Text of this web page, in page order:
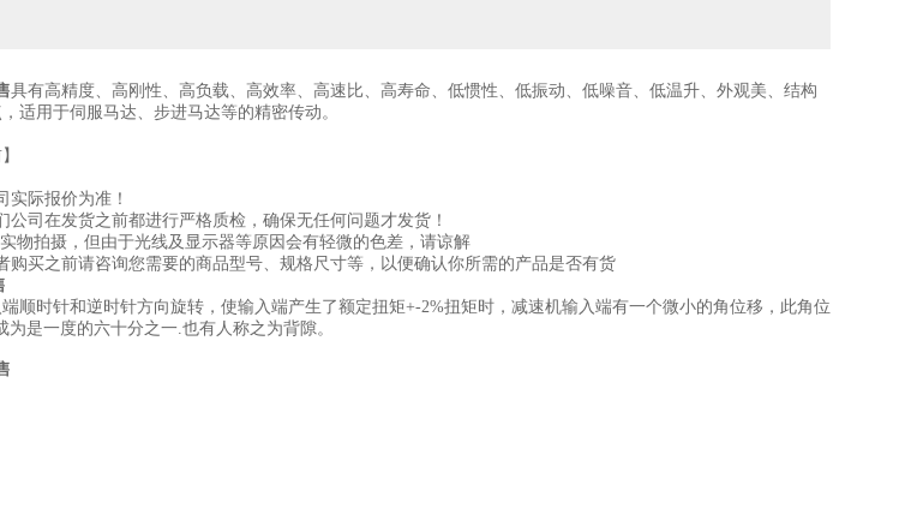
具有高精度、高刚性、高负载、高效率、高速比、高寿命、低惯性、低振动、低噪音、低温升、外观美、结构
适用于伺服马达、步进马达等的精密传动。
际报价为准！
司在发货之前都进行严格质检，确保无任何问题才发货！
拍摄，但由于光线及显示器等原因会有轻微的色差，请谅解
买之前请咨询您需要的商品型号、规格尺寸等，以便确认你所需的产品是否有货
顺时针和逆时针方向旋转，使输入端产生了额定扭矩+-2%扭矩时，减速机输入端有一个微小的角位移，此角位
是一度的六十分之一.也有人称之为背隙。